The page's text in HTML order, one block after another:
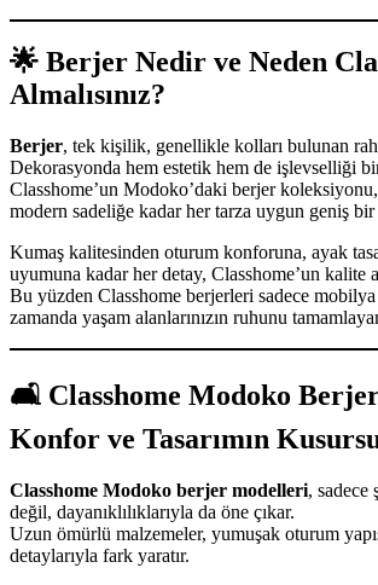
🌟 Berjer Nedir ve Neden
Almalısınız?
Berjer, tek kişilik, genellikle kolları bulunan
Dekorasyonda hem estetik hem de işlevselliği
Classhome’un Modoko’daki berjer
modern sadeliğe kadar her tarza uygun geniş
Kumaş kalitesinden oturum konforuna, ayak
uyumuna kadar her detay, Classhome’un kalite
Bu yüzden Classhome berjerleri sadece mobilya
zamanda yaşam alanlarınızın ruhunu
🛋️ Classhome Modoko
Konfor ve Tasarımın
Classhome Modoko berjer modelleri, sadece
değil, dayanıklılıklarıyla da öne çıkar.
Uzun ömürlü malzemeler, yumuşak oturum
detaylarıyla fark yaratır.